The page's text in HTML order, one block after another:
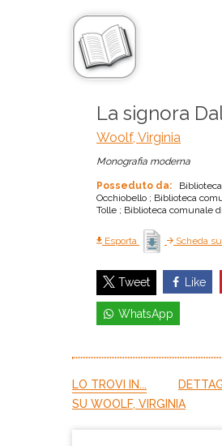
La signora
Woolf, Virginia
Monografia moderna
Posseduto da:
Occhiobello ; Biblioteca
Tolle ; Biblioteca comunale
Esporta Scheda su
Tweet Like
WhatsApp
LO TROVI IN...
SU WOOLF, VIRGINIA